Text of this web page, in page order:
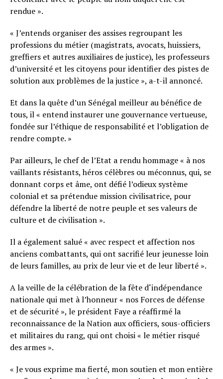
rendue ».
« J’entends organiser des assises regroupant les
professions du métier (magistrats, avocats, huissiers,
greffiers et autres auxiliaires de justice), les professeurs
d’université et les citoyens pour identifier des pistes de
solution aux problèmes de la justice », a-t-il annoncé.
Et dans la quête d’un Sénégal meilleur au bénéfice de
tous, il « entend instaurer une gouvernance vertueuse,
fondée sur l’éthique de responsabilité et l’obligation de
rendre compte. »
Par ailleurs, le chef de l’Etat a rendu hommage « à nos
vaillants résistants, héros célèbres ou méconnus, qui, se
donnant corps et âme, ont défié l’odieux système
colonial et sa prétendue mission civilisatrice, pour
défendre la liberté de notre peuple et ses valeurs de
culture et de civilisation ».
Il a également salué « avec respect et affection nos
anciens combattants, qui ont sacrifié leur jeunesse loin
de leurs familles, au prix de leur vie et de leur liberté ».
A la veille de la célébration de la fête d‘indépendance
nationale qui met à l’honneur « nos Forces de défense
et de sécurité », le président Faye a réaffirmé la
reconnaissance de la Nation aux officiers, sous-officiers
et militaires du rang, qui ont choisi « le métier risqué
des armes ».
« Je vous exprime ma fierté, mon soutien et mon entière